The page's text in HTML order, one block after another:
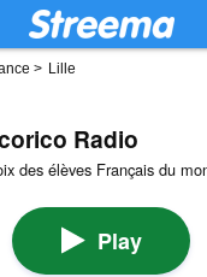
> Lille
Radio
des élèves Français du
Play